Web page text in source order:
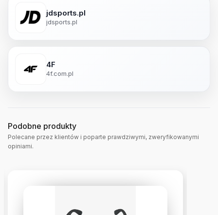
jdsports.pl
jdsports.pl
4F
4f.com.pl
Podobne produkty
Polecane przez klientów i poparte prawdziwymi, zweryfikowanymi
opiniami.